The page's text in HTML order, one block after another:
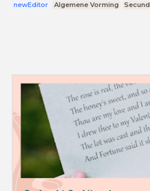
newEditor Algemene Vorming